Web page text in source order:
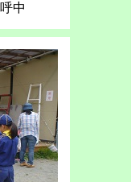
中